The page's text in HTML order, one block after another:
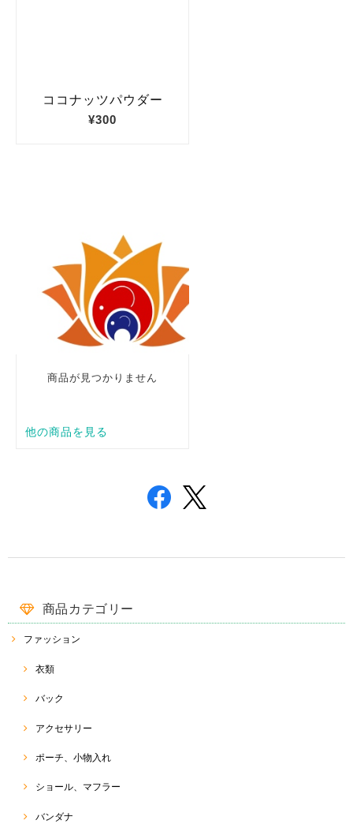
商品カテゴリー
ファッション
衣類
バック
アクセサリー
ポーチ、小物入れ
ショール、マフラー
バンダナ